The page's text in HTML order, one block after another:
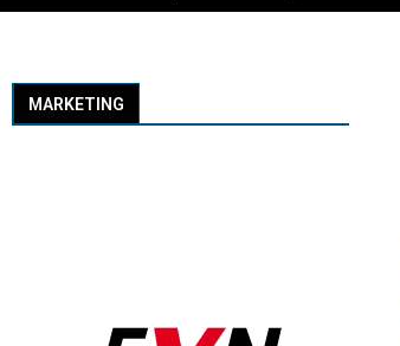
MARKETING